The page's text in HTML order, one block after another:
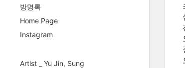
방명록
Home Page
Instagram
Artist _ Yu Jin, Sung